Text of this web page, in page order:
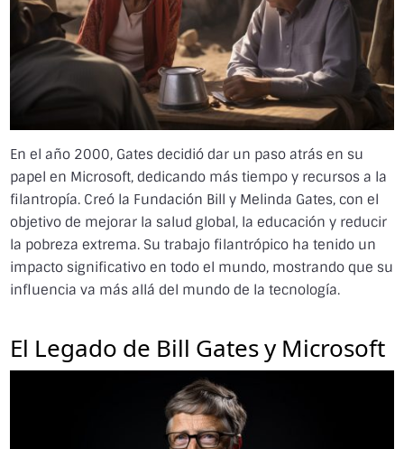
En el año 2000, Gates decidió dar un paso atrás en su
papel en Microsoft, dedicando más tiempo y recursos a la
filantropía. Creó la Fundación Bill y Melinda Gates, con el
objetivo de mejorar la salud global, la educación y reducir
la pobreza extrema. Su trabajo filantrópico ha tenido un
impacto significativo en todo el mundo, mostrando que su
influencia va más allá del mundo de la tecnología.
El Legado de Bill Gates y Microsoft